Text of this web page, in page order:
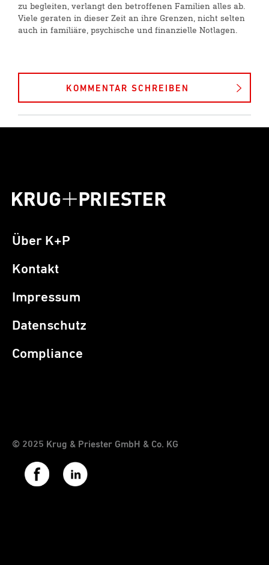
zu begleiten, verlangt den betroffenen Familien alles ab.
Viele geraten in dieser Zeit an ihre Grenzen, nicht selten
auch in familiäre, psychische und finanzielle Notlagen.
KOMMENTAR SCHREIBEN
Über K+P
Kontakt
Impressum
Datenschutz
Compliance
© 2025 Krug & Priester GmbH & Co. KG